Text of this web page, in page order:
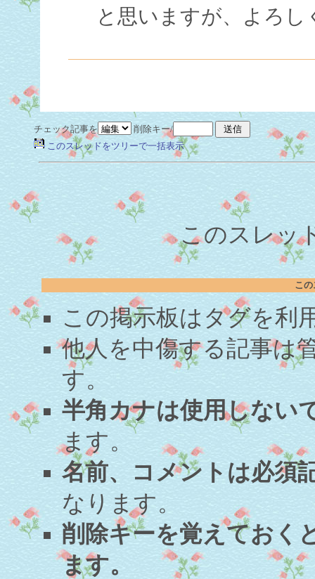
と思いますが、よろ
チェック記事を
削除キー/
このスレッドをツリーで一括表示
このスレッ
こ
この掲示板はタグを利
他人を中傷する記事は
す。
半角カナは使用しない
ます。
名前、コメントは必須
なります。
削除キーを覚えておく
ます。